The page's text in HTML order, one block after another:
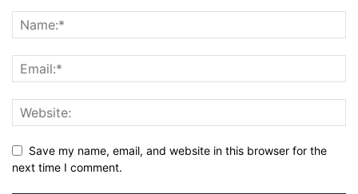
Save my name, email, and website in this browser for the
next time I comment.